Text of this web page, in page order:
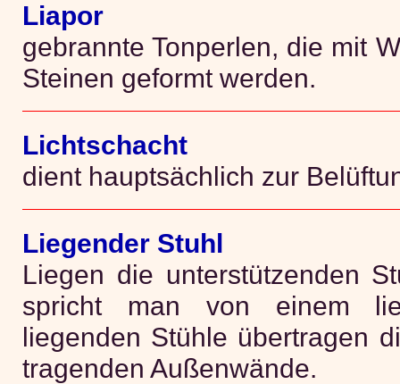
Liapor
gebrannte Tonperlen, die mit
Steinen geformt werden.
Lichtschacht
dient hauptsächlich zur
Liegender Stuhl
Liegen die unterstützenden
spricht man von einem
liegenden Stühle übertragen
tragenden Außenwände.